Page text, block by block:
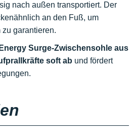
nach außen transportiert. Der
an den Fuß, um
zu garantieren.
Energy Surge-Zwischensohle aus
soft ab und fördert